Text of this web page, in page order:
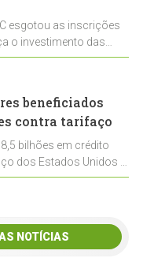
esgotou as inscrições
o investimento das
Crioulos voltados
beneficiados
contra tarifaço
bilhões em crédito
dos Estados Unidos e
NOTÍCIAS